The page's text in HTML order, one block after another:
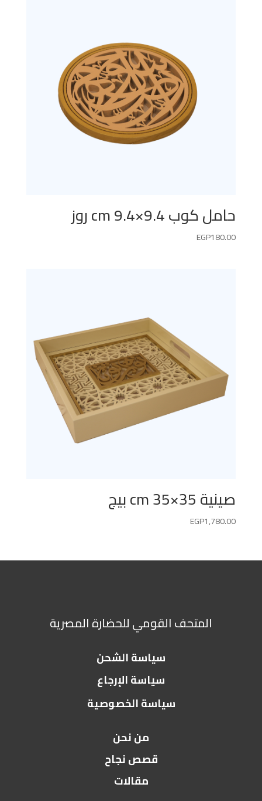
حامل كوب 9.4×9.4 cm روز
EGP180.00
صينية 35×35 cm بيج
EGP1,780.00
المتحف القومي للحضارة المصرية
سياسة الشحن
سياسة الإرجاع
سياسة الخصوصية
من نحن
قصص نجاح
مقالات